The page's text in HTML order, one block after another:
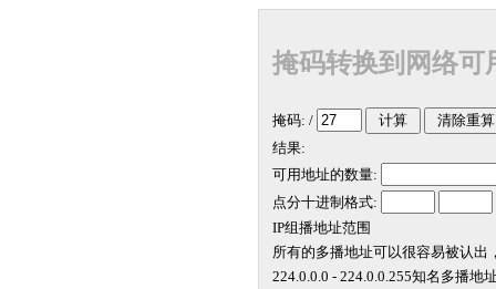
掩码转换到网络可
掩码: /
结果:
可用地址的数量:
点分十进制格式:
IP组播地址范围
所有的多播地址可以很容易被认出
224.0.0.0 - 224.0.0.255知名多播地